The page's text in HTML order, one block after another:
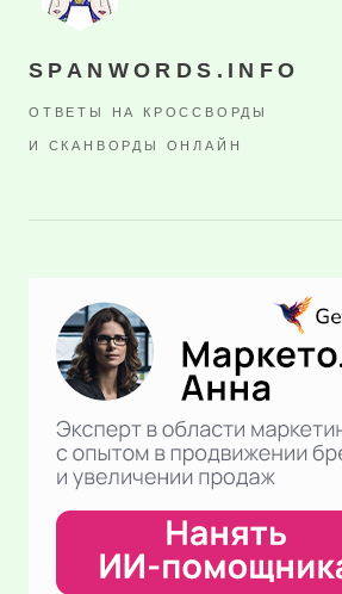
SPANWORDS.INFO
ОТВЕТЫ НА КРОССВОРДЫ
И СКАНВОРДЫ ОНЛАЙН